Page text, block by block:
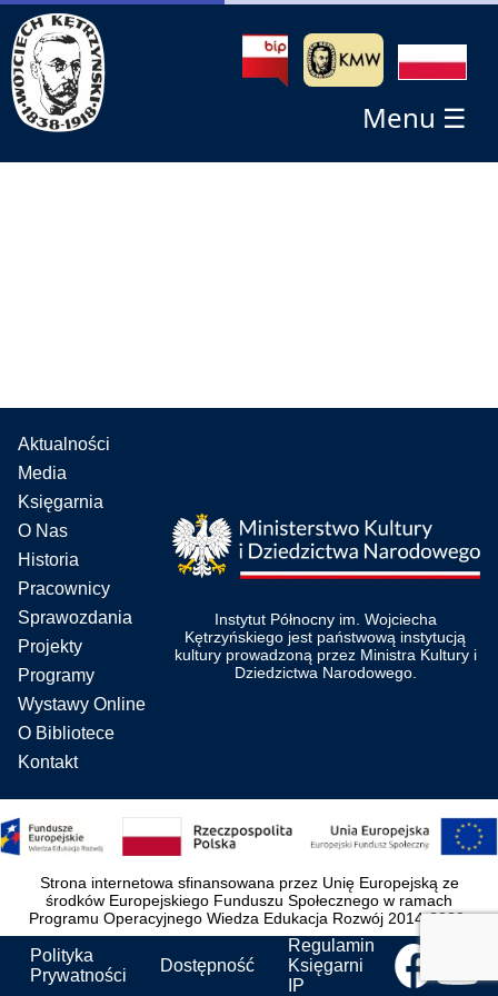
Menu ☰
Aktualności
Media
Księgarnia
O Nas
Historia
Pracownicy
Sprawozdania
Projekty
Programy
Wystawy Online
O Bibliotece
Kontakt
Instytut Północny im. Wojciecha
Kętrzyńskiego jest państwową instytucją
kultury prowadzoną przez Ministra Kultury i
Dziedzictwa Narodowego.
Strona internetowa sfinansowana przez Unię Europejską ze
środków Europejskiego Funduszu Społecznego w ramach
Programu Operacyjnego Wiedza Edukacja Rozwój 2014-2020.
Polityka
Prywatności
Dostępność
Regulamin
Księgarni
IP